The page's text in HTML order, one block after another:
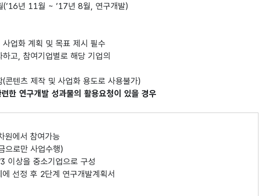
년 11월 ~ ’17년 8월, 연구개발)
업화 계획 및 목표 제시 필수
고, 참여기업별로 해당 기업의
텐츠 제작 및 사업화 용도로 사용불가)
한 연구개발 성과물의 활용요청이 있을 경우
에서 참여가능
으로만 사업수행)
상을 중소기업으로 구성
선정 후 2단계 연구개발계획서